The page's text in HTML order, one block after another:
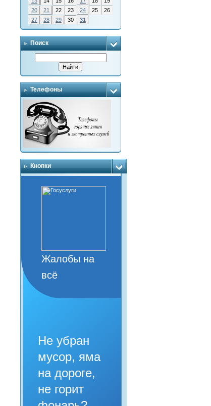
20
21 22 23 24 25
26
27
28 29 30 31
Поиск
Телефоны
Кнопки
Жалобы на
всё
Не убран
мусор, яма
на дороге,
не горит